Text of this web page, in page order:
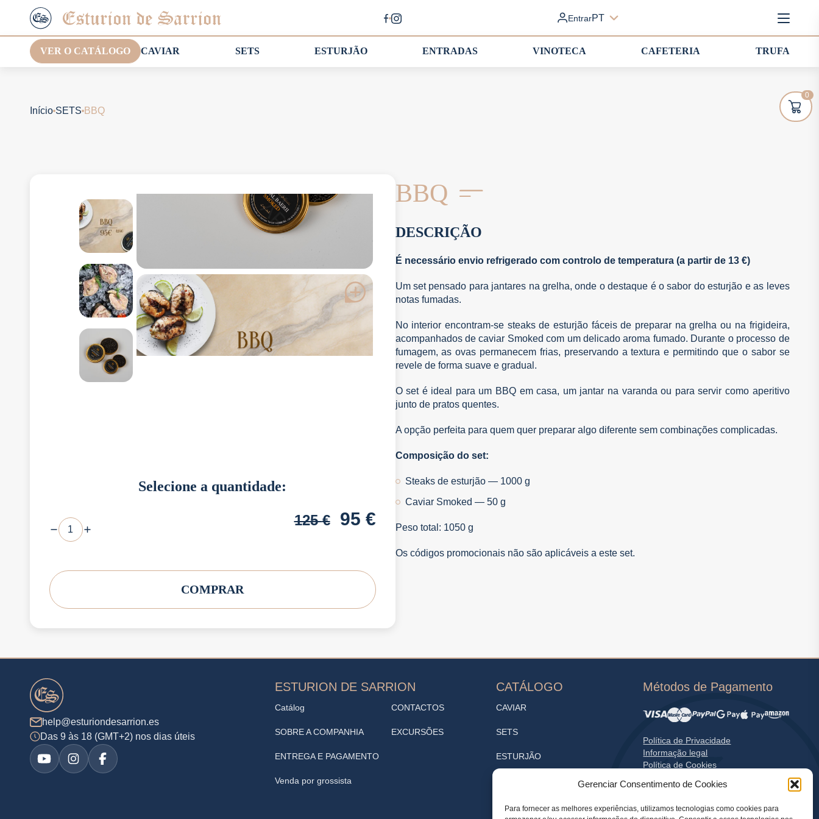
Gerenciar Consentimento de Cookies
Para fornecer as melhores experiências, utilizamos tecnologias como cookies para
EntrarPT
VER O CATÁLOGO CAVIAR SETS ESTURJÃO ENTRADAS VINOTECA CAFETERIA TRUFA
Início SETS BBQ
Selecione a quantidade:
125€ 95 €
COMPRAR
BBQ
DESCRIÇÃO
É necessário envio refrigerado com controlo de temperatura (a partir de 13 €)
Um set pensado para jantares na grelha, onde o destaque é o sabor do esturjão e as leves
notas fumadas.
No interior encontram-se steaks de esturjão fáceis de preparar na grelha ou na frigideira,
acompanhados de caviar Smoked com um delicado aroma fumado. Durante o processo de
fumagem, as ovas permanecem frias, preservando a textura e permitindo que o sabor se
revele de forma suave e gradual.
O set é ideal para um BBQ em casa, um jantar na varanda ou para servir como aperitivo
junto de pratos quentes.
A opção perfeita para quem quer preparar algo diferente sem combinações complicadas.
Composição do set:
Steaks de esturjão — 1000 g
Caviar Smoked — 50 g
Peso total: 1050 g
Os códigos promocionais não são aplicáveis a este set.
help@esturiondesarrion.es
Das 9 às 18 (GMT+2) nos dias úteis
ESTURION DE SARRION
Catálog
SOBRE A COMPANHIA
ENTREGA E PAGAMENTO
Venda por grossista
CONTACTOS
EXCURSÕES
CATÁLOGO
CAVIAR
SETS
ESTURJÃO
VINOTECA
Métodos de Pagamento
Política de Privacidade
Informação legal
Política de Cookies
0